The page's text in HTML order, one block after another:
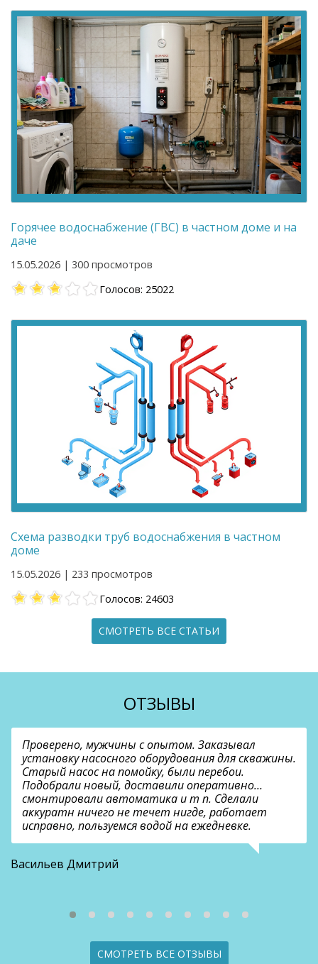
Горячее водоснабжение (ГВС) в частном доме и на
даче
15.05.2026 | 300 просмотров
Голосов: 25022
Схема разводки труб водоснабжения в частном
доме
15.05.2026 | 233 просмотров
Голосов: 24603
СМОТРЕТЬ ВСЕ СТАТЬИ
ОТЗЫВЫ
Проверено, мужчины с опытом. Заказывал
установку насосного оборудования для скважины.
Старый насос на помойку, были перебои.
Подобрали новый, доставили оперативно…
смонтировали автоматика и т п. Сделали
аккуратн ничего не течет нигде, работает
исправно, пользуемся водой на ежедневке.
Васильев Дмитрий
СМОТРЕТЬ ВСЕ ОТЗЫВЫ